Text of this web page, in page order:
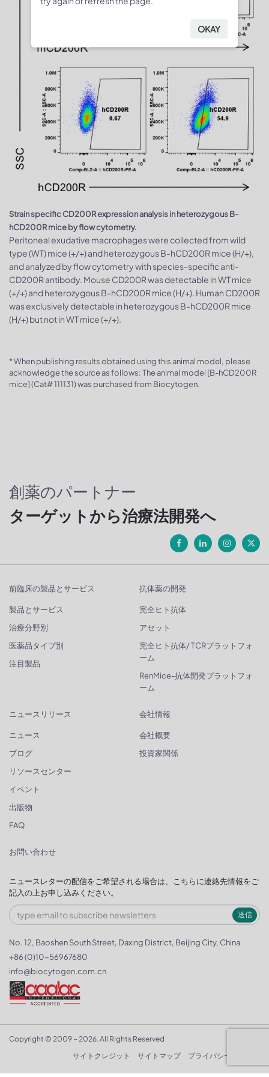
Strain specific CD200R expression analysis in heterozygous B-
hCD200R mice by flow cytometry.
Peritoneal exudative macrophages were collected from wild
type (WT) mice (+/+) and heterozygous B-hCD200R mice (H/+),
and analyzed by flow cytometry with species-specific anti-
CD200R antibody. Mouse CD200R was detectable in WT mice
(+/+) and heterozygous B-hCD200R mice (H/+). Human CD200R
was exclusively detectable in heterozygous B-hCD200R mice
(H/+) but not in WT mice (+/+).
* When publishing results obtained using this animal model, please
acknowledge the source as follows: The animal model [B-hCD200R
mice] (Cat# 111131) was purchased from Biocytogen.
創薬のパートナー
ターゲットから治療法開発へ
前臨床の製品とサービス
製品とサービス
治療分野別
医薬品タイプ別
注目製品
抗体薬の開発
完全ヒト抗体
アセット
完全ヒト抗体/ TCRプラットフォ
ーム
RenMice-抗体開発プラットフォ
ーム
ニュースリリース
ニュース
ブログ
リソースセンター
イベント
出版物
FAQ
会社情報
会社概要
投資家関係
お問い合わせ
ニュースレターの配信をご希望される場合は、こちらに連絡先情報をご
記入の上お申し込みください。
送信
No. 12, Baoshen South Street, Daxing District, Beijing City, China
+86 (0)10-56967680
info@biocytogen.com.cn
Copyright © 2009 ~ 2026. All Rights Reserved
サイトクレジット
サイトマップ プライバシーポリシー
OKAY